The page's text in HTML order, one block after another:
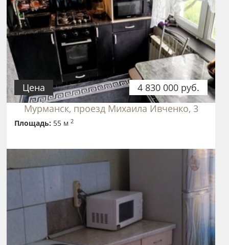
4 830 000 руб.
Цена
Мурманск, проезд Михаила Ивченко, 3
Площадь: 55 м2